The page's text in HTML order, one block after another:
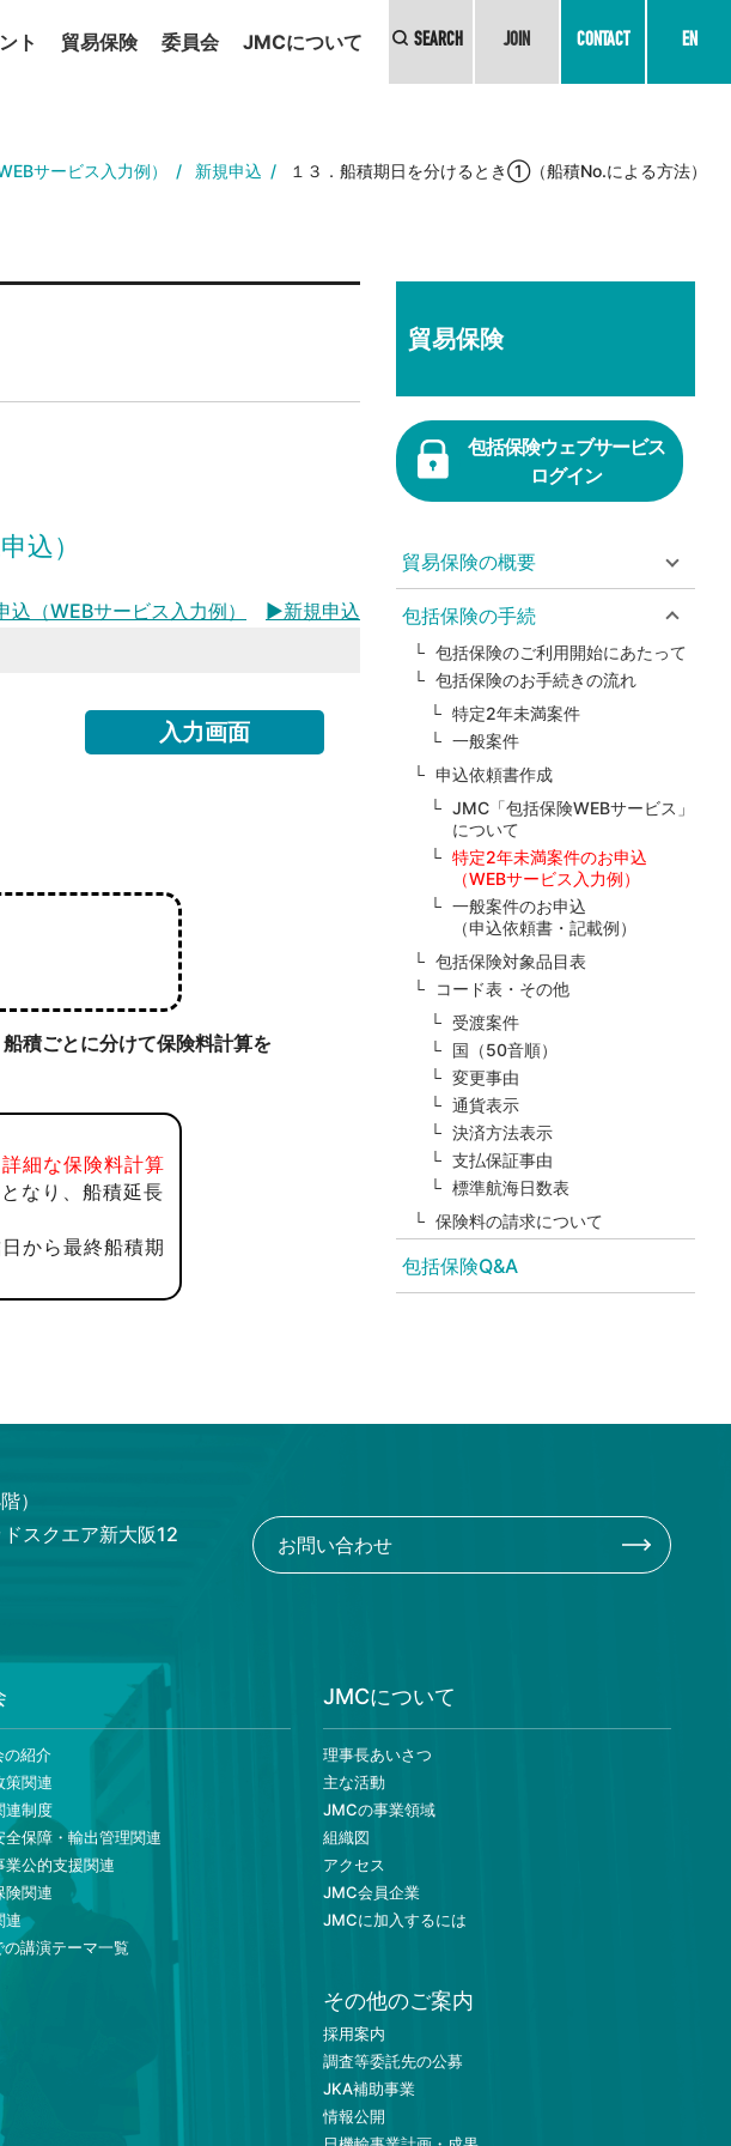
ト 貿易保険 委員会 JMCについて SEARCH JOIN CONTACT EN
サービス入力例） 新規申込 １３．船積期日を分けるとき①（船積No.による方法）
込）
（WEBサービス入力例）
▶新規申込
入力画面
積ごとに分けて保険料計算を
細な保険料計算
なり、船積延長
から最終船積期
貿易保険
包括保険ウェブサービス
ログイン
貿易保険の概要
包括保険の手続
包括保険のご利用開始にあたって
包括保険のお手続きの流れ
特定2年未満案件
一般案件
申込依頼書作成
JMC「包括保険WEBサービス」
について
特定2年未満案件のお申込
（WEBサービス入力例）
一般案件のお申込
（申込依頼書・記載例）
包括保険対象品目表
コード表・その他
受渡案件
国（50音順）
変更事由
通貨表示
決済方法表示
支払保証事由
標準航海日数表
保険料の請求について
包括保険Q&A
）
スクエア新大阪12
お問い合わせ
の紹介
策関連
連制度
全保障・輸出管理関連
業公的支援関連
険関連
連
の講演テーマ一覧
JMCについて
理事長あいさつ
主な活動
JMCの事業領域
組織図
アクセス
JMC会員企業
JMCに加入するには
その他のご案内
採用案内
調査等委託先の公募
JKA補助事業
情報公開